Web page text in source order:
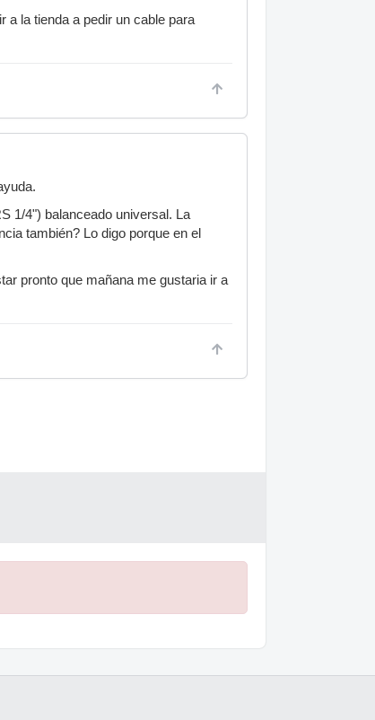
a la tienda a pedir un cable para
1/4") balanceado universal. La
también? Lo digo porque en el
pronto que mañana me gustaria ir a